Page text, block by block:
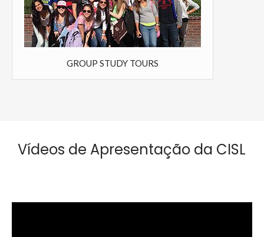
GROUP STUDY TOURS
Vídeos de Apresentação da CISL